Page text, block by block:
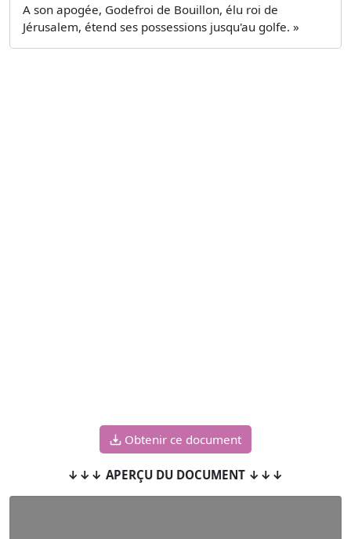
A son apogée, Godefroi de Bouillon, élu roi de
Jérusalem, étend ses possessions jusqu'au golfe. »
Obtenir ce document
↓↓↓ APERÇU DU DOCUMENT ↓↓↓